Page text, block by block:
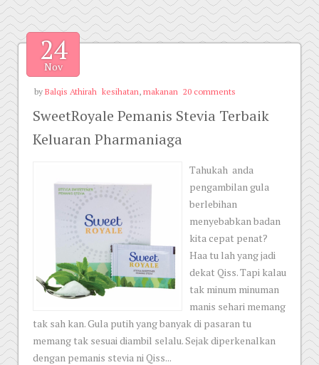
24
Nov
by Balqis Athirah kesihatan, makanan 20 comments
SweetRoyale Pemanis Stevia Terbaik
Keluaran Pharmaniaga
Tahukah anda
pengambilan gula
berlebihan
menyebabkan badan
kita cepat penat?
Haa tu lah yang jadi
dekat Qiss. Tapi kalau
tak minum minuman
manis sehari memang
tak sah kan. Gula putih yang banyak di pasaran tu
memang tak sesuai diambil selalu. Sejak diperkenalkan
dengan pemanis stevia ni Qiss...